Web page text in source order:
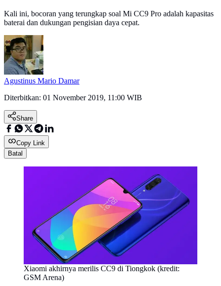
Kali ini, bocoran yang terungkap soal Mi CC9 Pro adalah kapasitas
baterai dan dukungan pengisian daya cepat.
Agustinus Mario Damar
Diterbitkan: 01 November 2019, 11:00 WIB
Share
Copy Link
Batal
Xiaomi akhirnya merilis CC9 di Tiongkok (kredit:
GSM Arena)